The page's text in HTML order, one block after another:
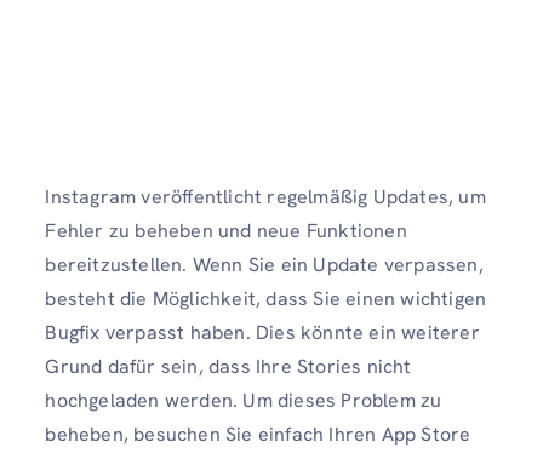
Instagram veröffentlicht regelmäßig Updates, um
Fehler zu beheben und neue Funktionen
bereitzustellen. Wenn Sie ein Update verpassen,
besteht die Möglichkeit, dass Sie einen wichtigen
Bugfix verpasst haben. Dies könnte ein weiterer
Grund dafür sein, dass Ihre Stories nicht
hochgeladen werden. Um dieses Problem zu
beheben, besuchen Sie einfach Ihren App Store